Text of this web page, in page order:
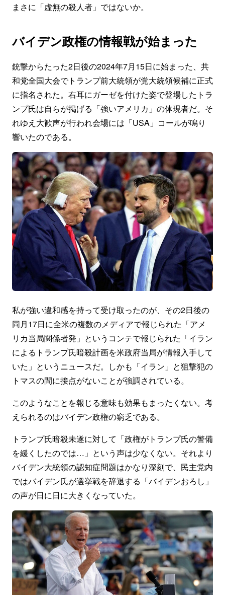
まさに「虚無の殺人者」ではないか。
バイデン政権の情報戦が始まった
銃撃からたった2日後の2024年7月15日に始まった、共
和党全国大会でトランプ前大統領が党大統領候補に正式
に指名された。右耳にガーゼを付けた姿で登場したトラ
ンプ氏は自らが掲げる「強いアメリカ」の体現者だ。そ
れゆえ大歓声が行われ会場には「USA」コールが鳴り
響いたのである。
私が強い違和感を持って受け取ったのが、その2日後の
同月17日に全米の複数のメディアで報じられた「アメ
リカ当局関係者発」というコンテで報じられた「イラン
によるトランプ氏暗殺計画を米政府当局が情報入手して
いた」というニュースだ。しかも「イラン」と狙撃犯の
トマスの間に接点がないことが強調されている。
このようなことを報じる意味も効果もまったくない。考
えられるのはバイデン政権の窮乏である。
トランプ氏暗殺未遂に対して「政権がトランプ氏の警備
を緩くしたのでは…」という声は少なくない。それより
バイデン大統領の認知症問題はかなり深刻で、民主党内
ではバイデン氏が選挙戦を辞退する「バイデンおろし」
の声が日に日に大きくなっていた。